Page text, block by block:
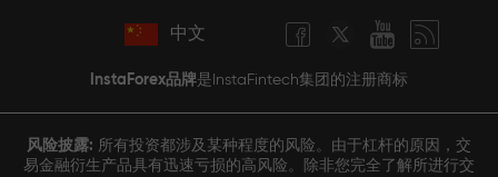
中文
InstaForex品牌是InstaFintech集团的注册商标
风险披露: 所有投资都涉及某种程度的风险。由于杠杆的原因，交
易金融衍生产品具有迅速亏损的高风险。除非您完全了解所进行交